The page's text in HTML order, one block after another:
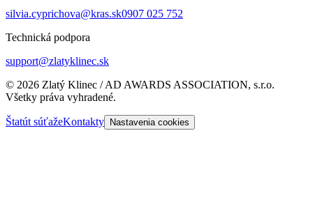
silvia.cyprichova@kras.sk0907 025 752
Technická podpora
support@zlatyklinec.sk
© 2026 Zlatý Klinec / AD AWARDS ASSOCIATION, s.r.o.
Všetky práva vyhradené.
Štatút súťažeKontakty Nastavenia cookies